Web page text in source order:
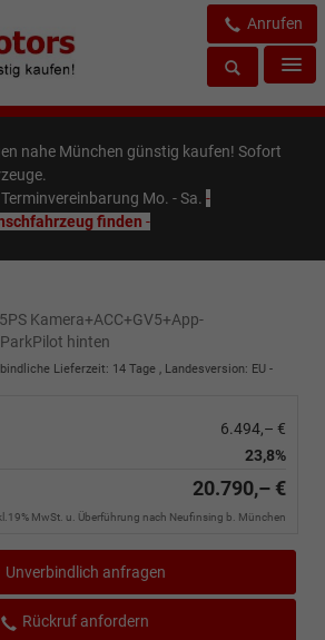
Anrufen
nahe München günstig kaufen! Sofort
Mo. - Sa. -
finden -
Kamera+ACC+GV5+App-
hinten
Lieferzeit: 14 Tage , Landesversion: EU -
6.494,– €
23,8%
20.790,– €
MwSt. u. Überführung nach Neufinsing b. München
Unverbindlich anfragen
Rückruf anfordern